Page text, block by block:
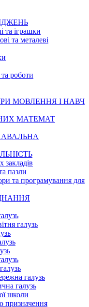
та іграшки
та металеві
роботи
МОВЛЕННЯ І НАВЧ
МАТЕМАТ
пазли
та програмування для
галузь
галузь
галузь
школи
призначення